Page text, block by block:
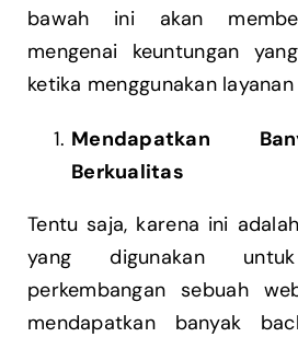
bawah ini akan
mengenai keuntungan
ketika menggunakan
Mendapatkan
Berkualitas
Tentu saja, karena ini
yang digunakan untuk
perkembangan sebuah
mendapatkan banyak